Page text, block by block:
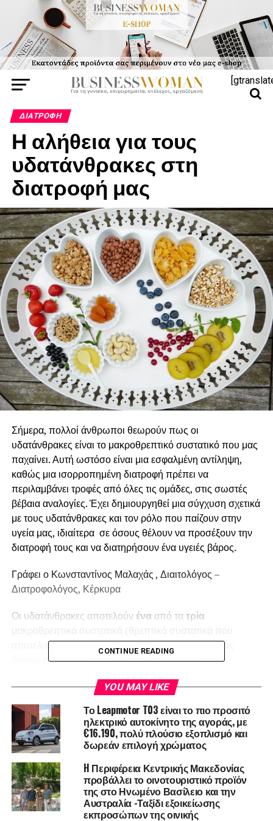
ΔΙΑΤΡΟΦΉ
Η αλήθεια για τους
υδατάνθρακες στη
διατροφή μας
Σήμερα, πολλοί άνθρωποι θεωρούν πως οι
υδατάνθρακες είναι το μακροθρεπτικό συστατικό που μας
παχαίνει. Αυτή ωστόσο είναι μια εσφαλμένη αντίληψη,
καθώς μια ισορροπημένη διατροφή πρέπει να
περιλαμβάνει τροφές από όλες τις ομάδες, στις σωστές
βέβαια αναλογίες. Έχει δημιουργηθεί μια σύγχυση σχετικά
με τους υδατάνθρακες και τον ρόλο που παίζουν στην
υγεία μας, ιδιαίτερα σε όσους θέλουν να προσέξουν την
διατροφή τους και να διατηρήσουν ένα υγειές βάρος.
Γράφει ο Κωνσταντίνος Μαλαχάς , Διαιτολόγος –
Διατροφολόγος, Κέρκυρα
Οι υδατάνθρακες αποτελούν ένααπό τατρία
αποτελούν μεγάλο μέρος της διατροφής μας και μας
δίνουν ενέργεια).Τα υπόλοιπα δύο μακροθρεπτικά
Σχεδόν καμία τροφή δεν περιέχει μόνο πρωτεΐνες,
υδατάνθρακες ή λίπος. Τα περισσότερα τρόφιμα
αποτελούνται από έναν συνδυασμό υδατανθράκων,
λιπών και πρωτεϊνών σε συγκεκριμένες αναλογίες.
Ποια είναι τα είδη υδατανθράκων
και τι διαφορά έχουν;
CONTINUE READING
YOU MAY LIKE
Το Leapmotor T03 είναι το πιο προσιτό
ηλεκτρικό αυτοκίνητο της αγοράς, με
€16.190, πολύ πλούσιο εξοπλισμό και
δωρεάν επιλογή χρώματος
H Περιφέρεια Κεντρικής Μακεδονίας
προβάλλει το οινοτουριστικό προϊόν
της στο Ηνωμένο Βασίλειο και την
Αυστραλία -Ταξίδι εξοικείωσης
εκπροσώπων της οινικής